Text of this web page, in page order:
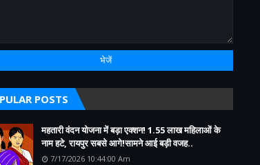
POSTS
महतारी वंदन योजना में बड़ा एक्शन! 1.55 लाख महिलाओं के
नाम हटे, रायपुर सबसे आगे!सामने आई बड़ी वजह..
7/17/2026 10:44:00 Am